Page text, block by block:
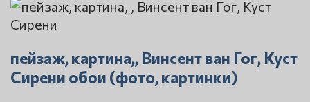
пейзаж, картина,, Винсент ван Гог, Куст
Сирени обои (фото, картинки)